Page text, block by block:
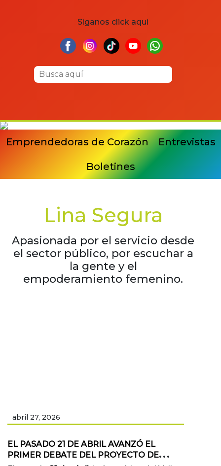
Síganos click aquí
Emprendedoras de Corazón Entrevistas
Boletines
Lina Segura
Apasionada por el servicio desde
el sector público, por escuchar a
la gente y el
empoderamiento femenino.
abril 27, 2026
EL PASADO 21 DE ABRIL AVANZÓ EL
PRIMER DEBATE DEL PROYECTO DE